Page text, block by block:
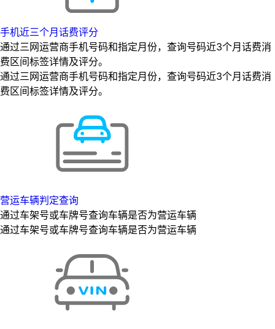
手机近三个月话费评分
通过三网运营商手机号码和指定月份，查询号码近3个月话费消
费区间标签详情及评分。
通过三网运营商手机号码和指定月份，查询号码近3个月话费消
费区间标签详情及评分。
营运车辆判定查询
通过车架号或车牌号查询车辆是否为营运车辆
通过车架号或车牌号查询车辆是否为营运车辆